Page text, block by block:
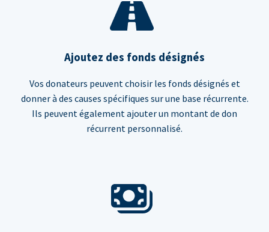
Ajoutez des fonds désignés
Vos donateurs peuvent choisir les fonds désignés et
donner à des causes spécifiques sur une base récurrente.
Ils peuvent également ajouter un montant de don
récurrent personnalisé.